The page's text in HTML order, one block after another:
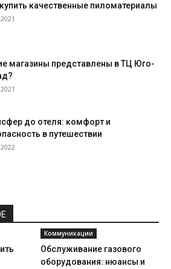
качественные пиломатериалы
магазины представлены в ТЦ Юго-
до отеля: комфорт и
в путешествии
Коммуникации
Обслуживание газового
оборудования: нюансы и